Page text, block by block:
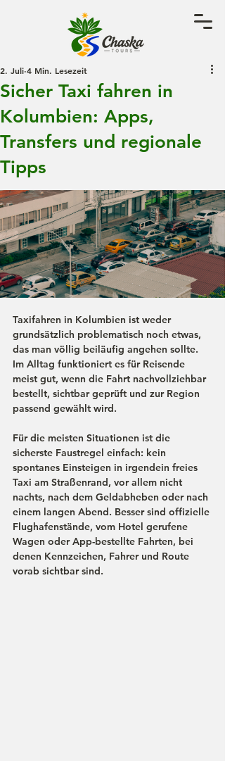
Sicher Taxi fahren in
Kolumbien: Apps,
Transfers und regionale
Tipps
2. Juli 4 Min. Lesezeit
Taxifahren in Kolumbien ist weder
grundsätzlich problematisch noch etwas,
das man völlig beiläufig angehen sollte.
Im Alltag funktioniert es für Reisende
meist gut, wenn die Fahrt nachvollziehbar
bestellt, sichtbar geprüft und zur Region
passend gewählt wird.
Für die meisten Situationen ist die
sicherste Faustregel einfach: kein
spontanes Einsteigen in irgendein freies
Taxi am Straßenrand, vor allem nicht
nachts, nach dem Geldabheben oder nach
einem langen Abend. Besser sind offizielle
Flughafenstände, vom Hotel gerufene
Wagen oder App-bestellte Fahrten, bei
denen Kennzeichen, Fahrer und Route
vorab sichtbar sind.